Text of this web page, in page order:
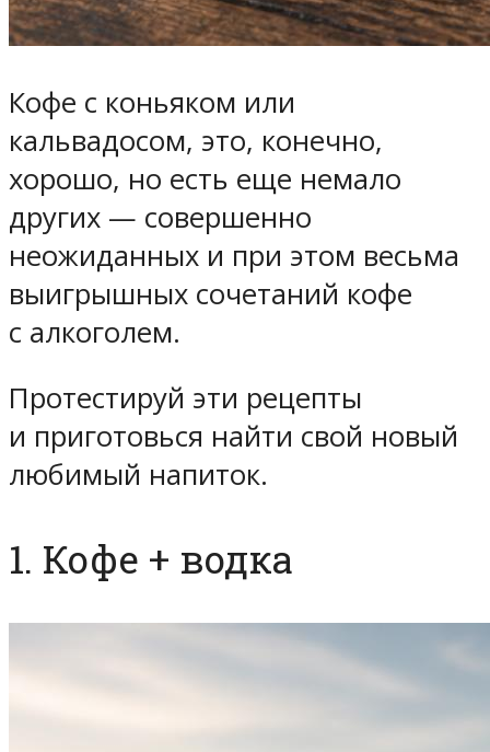
Кофе с коньяком или
кальвадосом, это, конечно,
хорошо, но есть еще немало
других — совершенно
неожиданных и при этом весьма
выигрышных сочетаний кофе
с алкоголем.
Протестируй эти рецепты
и приготовься найти свой новый
любимый напиток.
1. Кофе + водка